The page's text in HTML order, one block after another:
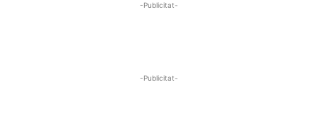
-Publicitat-
-Publicitat-